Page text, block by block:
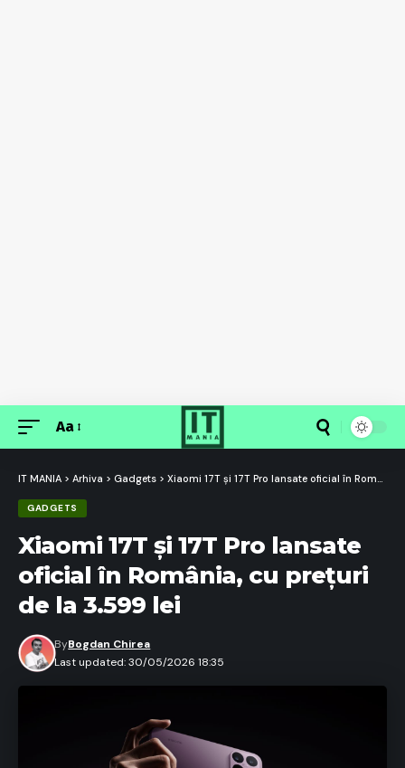
Font
Aa
IT MANIA > Arhiva > Gadgets > Xiaomi 17T și 17T Pro lansate oficial în România, cu prețuri de la 3.599 lei
GADGETS
Xiaomi 17T și 17T Pro lansate
oficial în România, cu prețuri
de la 3.599 lei
Last updated: 30/05/2026 18:35
ByBogdan Chirea